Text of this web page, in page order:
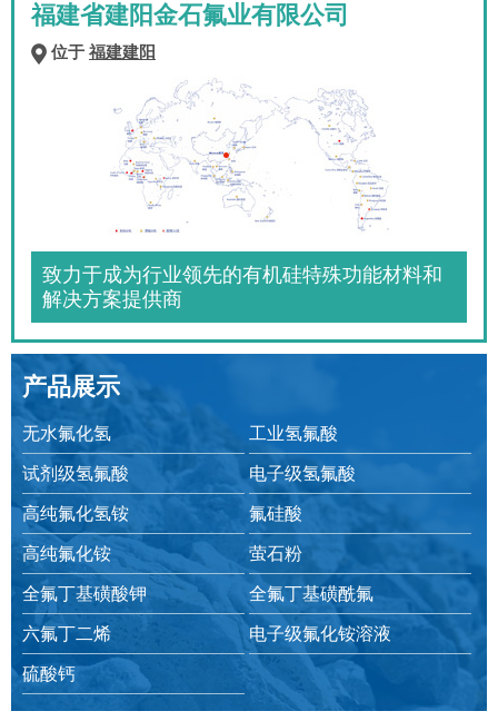
福建省建阳金石氟业有限公司
位于 福建建阳
致力于成为行业领先的有机硅特殊功能材料和
解决方案提供商
产品展示
无水氟化氢
工业氢氟酸
试剂级氢氟酸
电子级氢氟酸
高纯氟化氢铵
氟硅酸
高纯氟化铵
萤石粉
全氟丁基磺酸钾
全氟丁基磺酰氟
六氟丁二烯
电子级氟化铵溶液
硫酸钙